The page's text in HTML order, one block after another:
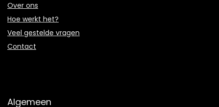
Over ons
Hoe werkt het?
Veel gestelde vragen
Contact
Algemeen